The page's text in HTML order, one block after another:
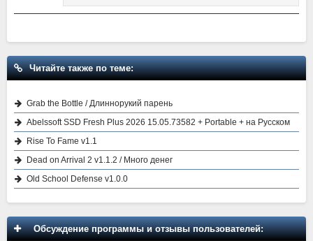
Читайте также по теме:
Grab the Bottle / Длиннорукий парень
Abelssoft SSD Fresh Plus 2026 15.05.73582 + Portable + на Русском
Rise To Fame v1.1
Dead on Arrival 2 v1.1.2 / Много денег
Old School Defense v1.0.0
Обсуждение программы и отзывы пользователей: